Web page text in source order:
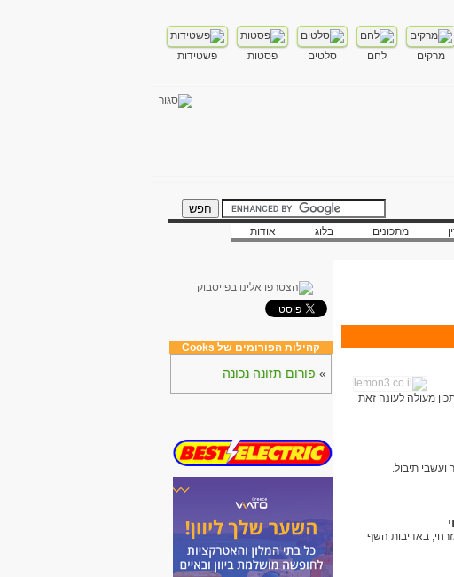
מרקים לחם סלטים פסטות פשטידות
מתכונים בלוג
אודות
מעולה לעונה זאת
ועשבי תיבול.
באדיבות השף
קהילות הפורומים של Cooks
» פורום תזונה נכונה